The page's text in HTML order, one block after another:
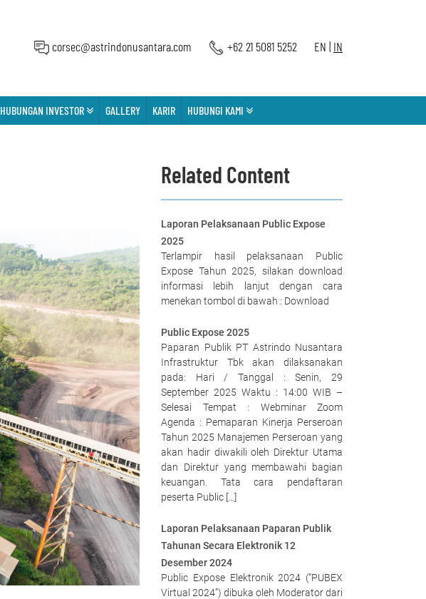
corsec@astrindonusantara.com +62 21 5081 5252 EN | IN
HUBUNGAN INVESTOR GALLERY KARIR HUBUNGI KAMI
Related Content
Laporan Pelaksanaan Public Expose
2025
Terlampir hasil pelaksanaan Public
Expose Tahun 2025, silakan download
informasi lebih lanjut dengan cara
menekan tombol di bawah : Download
Public Expose 2025
Paparan Publik PT Astrindo Nusantara
Infrastruktur Tbk akan dilaksanakan
pada: Hari / Tanggal : Senin, 29
September 2025 Waktu : 14:00 WIB –
Selesai Tempat : Webminar Zoom
Agenda : Pemaparan Kinerja Perseroan
Tahun 2025 Manajemen Perseroan yang
akan hadir diwakili oleh Direktur Utama
dan Direktur yang membawahi bagian
keuangan. Tata cara pendaftaran
peserta Public […]
Laporan Pelaksanaan Paparan Publik
Tahunan Secara Elektronik 12
Desember 2024
Public Expose Elektronik 2024 (“PUBEX
Virtual 2024”) dibuka oleh Moderator dari